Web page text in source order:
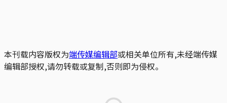
本刊载内容版权为端传媒编辑部或相关单位所有,未经端传媒
编辑部授权,请勿转载或复制,否则即为侵权。